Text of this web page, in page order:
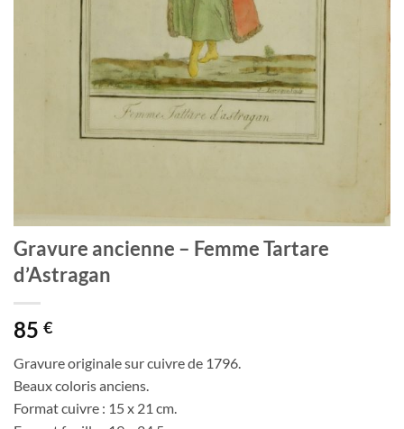
Gravure ancienne – Femme Tartare
d’Astragan
85 €
Gravure originale sur cuivre de 1796.
Beaux coloris anciens.
Format cuivre : 15 x 21 cm.